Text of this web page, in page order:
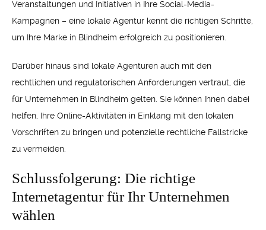
Veranstaltungen und Initiativen in Ihre Social-Media-
Kampagnen – eine lokale Agentur kennt die richtigen Schritte,
um Ihre Marke in Blindheim erfolgreich zu positionieren.
Darüber hinaus sind lokale Agenturen auch mit den
rechtlichen und regulatorischen Anforderungen vertraut, die
für Unternehmen in Blindheim gelten. Sie können Ihnen dabei
helfen, Ihre Online-Aktivitäten in Einklang mit den lokalen
Vorschriften zu bringen und potenzielle rechtliche Fallstricke
zu vermeiden.
Schlussfolgerung: Die richtige
Internetagentur für Ihr Unternehmen
wählen